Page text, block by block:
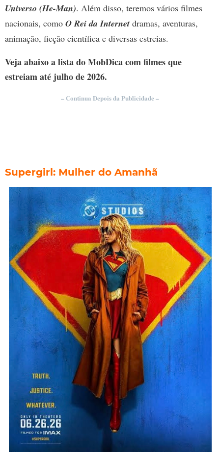
Universo (He-Man). Além disso, teremos vários filmes
nacionais, como O Rei da Internet dramas, aventuras,
animação, ficção científica e diversas estreias.
Veja abaixo a lista do MobDica com filmes que
estreiam até julho de 2026.
– Continua Depois da Publicidade –
Supergirl: Mulher do Amanhã